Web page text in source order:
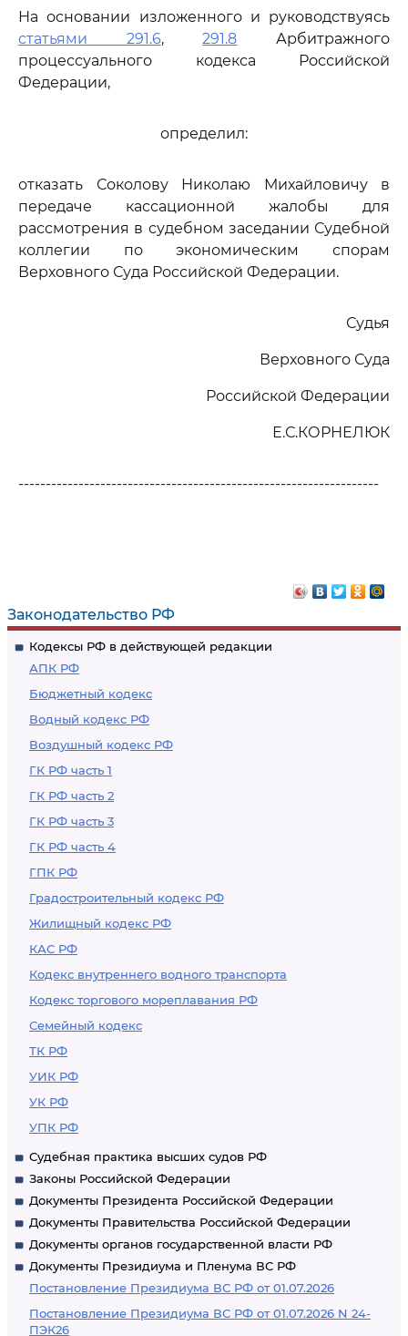
Законодательство РФ
Кодексы РФ в действующей редакции
АПК РФ
Бюджетный кодекс
Водный кодекс РФ
Воздушный кодекс РФ
ГК РФ часть 1
ГК РФ часть 2
ГК РФ часть 3
ГК РФ часть 4
ГПК РФ
Градостроительный кодекс РФ
Жилищный кодекс РФ
КАС РФ
Кодекс внутреннего водного транспорта
Кодекс торгового мореплавания РФ
Семейный кодекс
ТК РФ
УИК РФ
УК РФ
УПК РФ
Судебная практика высших судов РФ
Законы Российской Федерации
Документы Президента Российской Федерации
Документы Правительства Российской Федерации
Документы органов государственной власти РФ
Документы Президиума и Пленума ВС РФ
Постановление Президиума ВС РФ от 01.07.2026
Постановление Президиума ВС РФ от 01.07.2026 N 24-
ПЭК26
На основании изложенного и руководствуясь
статьями 291.6,291.8 Арбитражного
процессуального кодекса Российской
Федерации,
определил:
отказать Соколову Николаю Михайловичу в
передаче кассационной жалобы для
рассмотрения в судебном заседании Судебной
коллегии по экономическим спорам
Верховного Суда Российской Федерации.
Судья
Верховного Суда
Российской Федерации
Е.С.КОРНЕЛЮК
------------------------------------------------------------------